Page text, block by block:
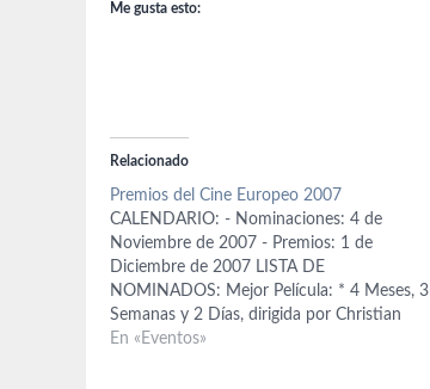
Me gusta esto:
Relacionado
Premios del Cine Europeo 2007
CALENDARIO: - Nominaciones: 4 de
Noviembre de 2007 - Premios: 1 de
Diciembre de 2007 LISTA DE
NOMINADOS: Mejor Película: * 4 Meses, 3
Semanas y 2 Días, dirigida por Christian
Mungiu (Rumanía). * Auf der anderen Seite
En «Eventos»